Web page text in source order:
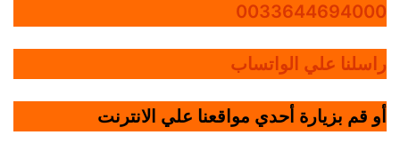
0033644694000
راسلنا علي الواتساب
أو قم بزيارة أحدي مواقعنا علي الانترنت